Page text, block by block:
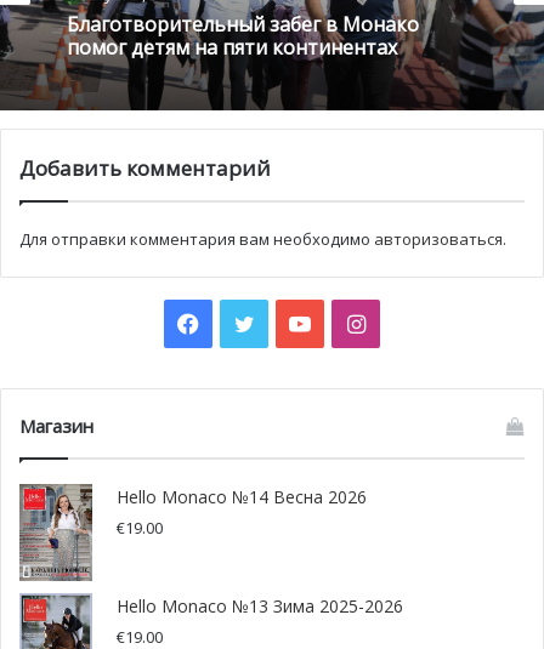
Благотворительный забег в Монако
помог детям на пяти континентах
Добавить комментарий
Для отправки комментария вам необходимо авторизоваться.
Facebook
TwitterYouTubeInstagram
Магазин
Hello Monaco №14 Весна 2026
€19.00
Hello Monaco №13 Зима 2025-2026
€19.00